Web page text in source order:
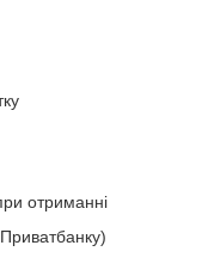
отриманні